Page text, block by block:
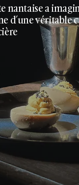
nantaise a
d’une véritable